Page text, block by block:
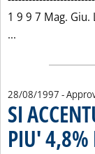
1 9 9 7 Mag. Giu.
...
28/08/1997 -
SI
PIU' 4,8%